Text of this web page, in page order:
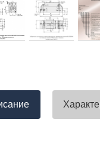
и поставщик
ЛЭП такими
с таким